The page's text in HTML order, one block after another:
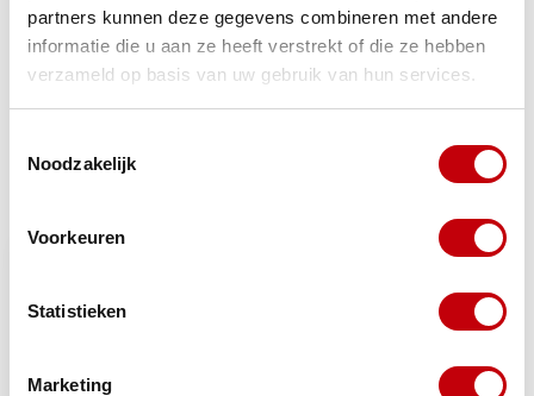
partners kunnen deze gegevens combineren met andere
informatie die u aan ze heeft verstrekt of die ze hebben
verzameld op basis van uw gebruik van hun services.
Noodzakelijk
Voorkeuren
Statistieken
Marketing
TypeError: Failed to fetch
https://www.scooteronderdelen.com/merken/piaggio/zip
/